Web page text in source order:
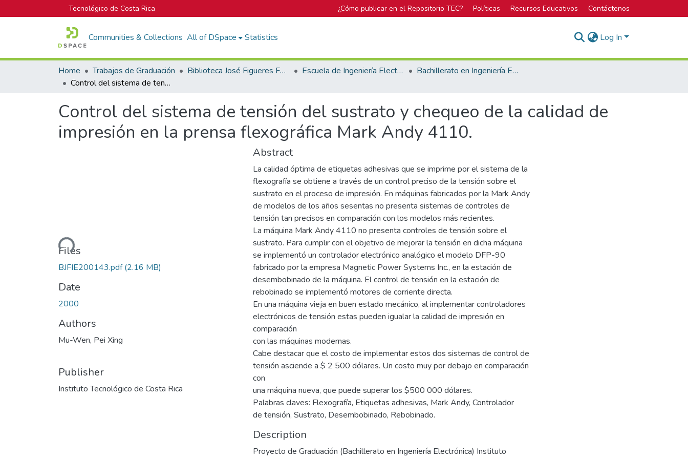
Tecnológico de Costa Rica ¿Cómo publicar en el Repositorio TEC? Políticas Recursos Educativos Contáctenos
Communities & Collections All of DSpace Statistics Log In
Home Trabajos de Graduación Biblioteca José Figueres Ferrer Escuela de Ingeniería Electrónica
Bachillerato en Ingeniería Electrónica
Control del sistema de tensión del sustrato y chequeo de la calidad de impresión en la prensa flexográfica Mark Andy 4110.
Control del sistema de tensión del sustrato y chequeo de la calidad de
impresión en la prensa flexográfica Mark Andy 4110.
Loading...
Files
BJFIE200143.pdf(2.16 MB)
Date
2000
Authors
Mu-Wen, Pei Xing
Publisher
Instituto Tecnológico de Costa Rica
Abstract
La calidad óptima de etiquetas adhesivas que se imprime por el sistema de la
flexografía se obtiene a través de un control preciso de la tensión sobre el
sustrato en el proceso de impresión. En máquinas fabricados por la Mark Andy
de modelos de los años sesentas no presenta sistemas de controles de
tensión tan precisos en comparación con los modelos más recientes.
La máquina Mark Andy 4110 no presenta controles de tensión sobre el
sustrato. Para cumplir con el objetivo de mejorar la tensión en dicha máquina
se implementó un controlador electrónico analógico el modelo DFP-90
fabricado por la empresa Magnetic Power Systems Inc., en la estación de
desembobinado de la máquina. El control de tensión en la estación de
rebobinado se implementó motores de corriente directa.
En una máquina vieja en buen estado mecánico, al implementar controladores
electrónicos de tensión estas pueden igualar la calidad de impresión en
comparación
con las máquinas modernas.
Cabe destacar que el costo de implementar estos dos sistemas de control de
tensión asciende a $ 2 500 dólares. Un costo muy por debajo en comparación
con
una máquina nueva, que puede superar los $500 000 dólares.
Palabras claves: Flexografía, Etiquetas adhesivas, Mark Andy, Controlador
de tensión, Sustrato, Desembobinado, Rebobinado.
Description
Proyecto de Graduación (Bachillerato en Ingeniería Electrónica) Instituto